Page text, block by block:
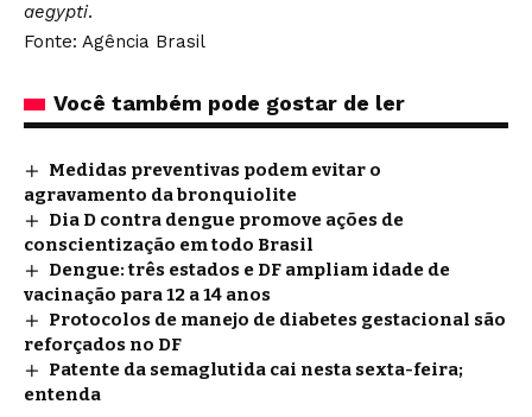
aegypti.
Fonte: Agência Brasil
Você também pode gostar de ler
Medidas preventivas podem evitar o
agravamento da bronquiolite
Dia D contra dengue promove ações de
conscientização em todo Brasil
Dengue: três estados e DF ampliam idade de
vacinação para 12 a 14 anos
Protocolos de manejo de diabetes gestacional são
reforçados no DF
Patente da semaglutida cai nesta sexta-feira;
entenda